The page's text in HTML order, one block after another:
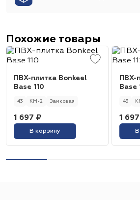
Похожие товары
ПВХ-плитка Bonkeel
Base 110
43 КМ-2 Замковая
1 697 ₽
В корзину
ПВХ-
Base
43
1